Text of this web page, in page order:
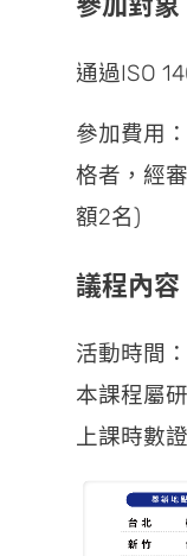
通過ISO
參加費用
格者，經
額2名)
議程內容
活動時間
本課程屬
上課時數